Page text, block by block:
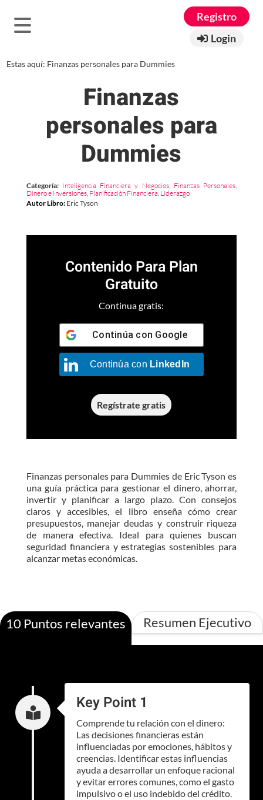
Registro
Login
Estas aquí: Finanzas personales para Dummies
Finanzas
personales para
Dummies
Categoría: Inteligencia Financiera y Negocios, Finanzas Personales,
Dinero e Inversiones, Planificación Financiera, Liderazgo
Autor Libro: Eric Tyson
Contenido Para Plan
Gratuito
Continua gratis:
Continúa con Google
Continúa con LinkedIn
Regístrate gratis
Finanzas personales para Dummies de Eric Tyson es
una guía práctica para gestionar el dinero, ahorrar,
invertir y planificar a largo plazo. Con consejos
claros y accesibles, el libro enseña cómo crear
presupuestos, manejar deudas y construir riqueza
de manera efectiva. Ideal para quienes buscan
seguridad financiera y estrategias sostenibles para
alcanzar metas económicas.
10 Puntos relevantes Resumen Ejecutivo
 Key Point 1
Comprende tu relación con el dinero:
Las decisiones financieras están
influenciadas por emociones, hábitos y
creencias. Identificar estas influencias
ayuda a desarrollar un enfoque racional
y evitar errores comunes, como el gasto
impulsivo o el uso indebido del crédito.